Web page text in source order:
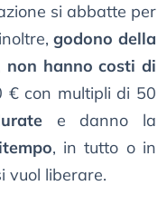
si abbatte per
godono della
non hanno costi di
con multipli di 50
e danno la
, in tutto o in
vuol liberare.